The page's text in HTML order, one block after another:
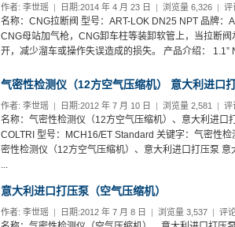
作者: 李世瑶 | 日期:2014 年 4 月 23 日 | 浏览量 6,326 | 评
名称：CNG拉断阀 型号：ART-LOK DN25 NPT 品牌：
CNG母站加气枪，CNG卸车柱等装卸软管上，当拉断
开，减少溜车或操作失误造成的损失。 产品介绍： 1.1”
气密性检测仪（12方空气压缩机） 意大利进口
作者: 李世瑶 | 日期:2012 年 7 月 10 日 | 浏览量 2,581 | 评
名称：气密性检测仪（12方空气压缩机）、意大利进口
COLTRI 型号：MCH16/ET Standard 关键字：气密性
密性检测仪（12方空气压缩机）、意大利进口打压泵
...
意大利进口打压泵（空气压缩机）
作者: 李世瑶 | 日期:2012 年 7 月 8 日 | 浏览量 3,537 | 评